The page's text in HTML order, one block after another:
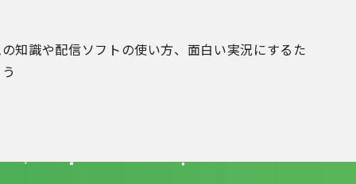
知識や配信ソフトの使い方、面白い実況にするた